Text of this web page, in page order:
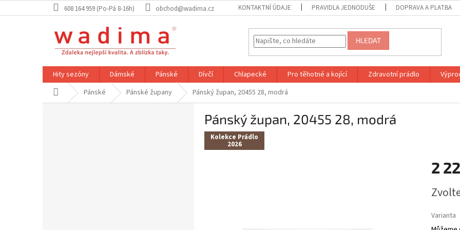
na
608 164 959 (Po-Pá 8-16h) obchod@wadima.cz KONTAKTNÍ ÚDAJE PRAVIDLA JEDNODUŠE DOPRAVA A PLATBA
HLEDAT
Hity sezóny Dámské Pánské Dívčí Chlapecké Pro těhotné a kojící Zdravotní prádlo
Domů Pánské Pánské župany Pánský župan, 20455 28, modrá
Pánský župan, 20455 28, modrá
Kolekce Prádlo
2026
2
cena:
Varianta